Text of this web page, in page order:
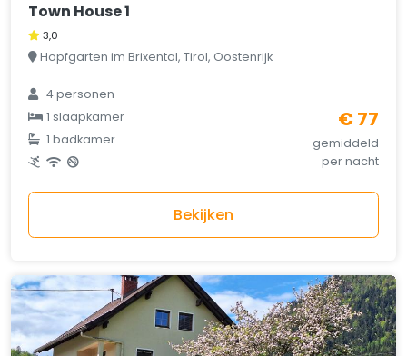
Town House 1
3,0
Hopfgarten im Brixental, Tirol, Oostenrijk
4 personen
1 slaapkamer
1 badkamer
€ 77
gemiddeld
per nacht
Bekijken